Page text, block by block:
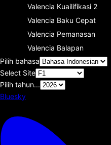
Valencia Kuailifikasi 2
Valencia Baku Cepat
Valencia Pemanasan
Valencia Balapan
Pilih bahasa
Select Site
Pilih tahun...
Bluesky